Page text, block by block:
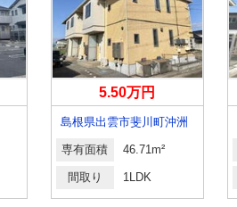
5.50万円
島根県出雲市斐川町沖洲
専有面積 46.71m²
間取り 1LDK